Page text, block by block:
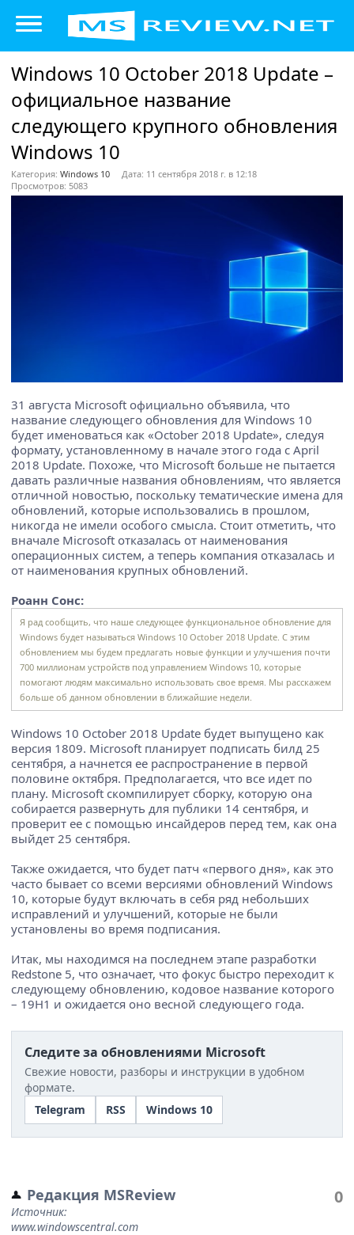
Windows 10 October 2018 Update –
официальное название
следующего крупного обновления
Windows 10
Категория: Windows 10
Дата: 11 сентября 2018 г. в 12:18
Просмотров: 5083
31 августа Microsoft официально объявила, что
название следующего обновления для Windows 10
будет именоваться как «October 2018 Update», следуя
формату, установленному в начале этого года с April
2018 Update. Похоже, что Microsoft больше не пытается
давать различные названия обновлениям, что является
отличной новостью, поскольку тематические имена для
обновлений, которые использовались в прошлом,
никогда не имели особого смысла. Стоит отметить, что
вначале Microsoft отказалась от наименования
операционных систем, а теперь компания отказалась и
от наименования крупных обновлений.
Роанн Сонс:
Я рад сообщить, что наше следующее функциональное обновление для
Windows будет называться Windows 10 October 2018 Update. С этим
обновлением мы будем предлагать новые функции и улучшения почти
700 миллионам устройств под управлением Windows 10, которые
помогают людям максимально использовать свое время. Мы расскажем
больше об данном обновлении в ближайшие недели.
Windows 10 October 2018 Update будет выпущено как
версия 1809. Microsoft планирует подписать билд 25
сентября, а начнется ее распространение в первой
половине октября. Предполагается, что все идет по
плану. Microsoft скомпилирует сборку, которую она
собирается развернуть для публики 14 сентября, и
проверит ее с помощью инсайдеров перед тем, как она
выйдет 25 сентября.
Также ожидается, что будет патч «первого дня», как это
часто бывает со всеми версиями обновлений Windows
10, которые будут включать в себя ряд небольших
исправлений и улучшений, которые не были
установлены во время подписания.
Итак, мы находимся на последнем этапе разработки
Redstone 5, что означает, что фокус быстро переходит к
следующему обновлению, кодовое название которого
– 19H1 и ожидается оно весной следующего года.
Следите за обновлениями Microsoft
Свежие новости, разборы и инструкции в удобном
формате.
Telegram
RSS Windows 10
Редакция MSReview
Источник:
www.windowscentral.com
0